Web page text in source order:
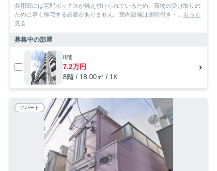
共用部には宅配ボックスが備え付けられているため、荷物の受け取りの
ために早く帰宅する必要がありません。室内設備は照明付き・...
もっと
見る
募集中の部屋
8階
7.2万円
8階 / 18.00㎡ / 1K
アパート